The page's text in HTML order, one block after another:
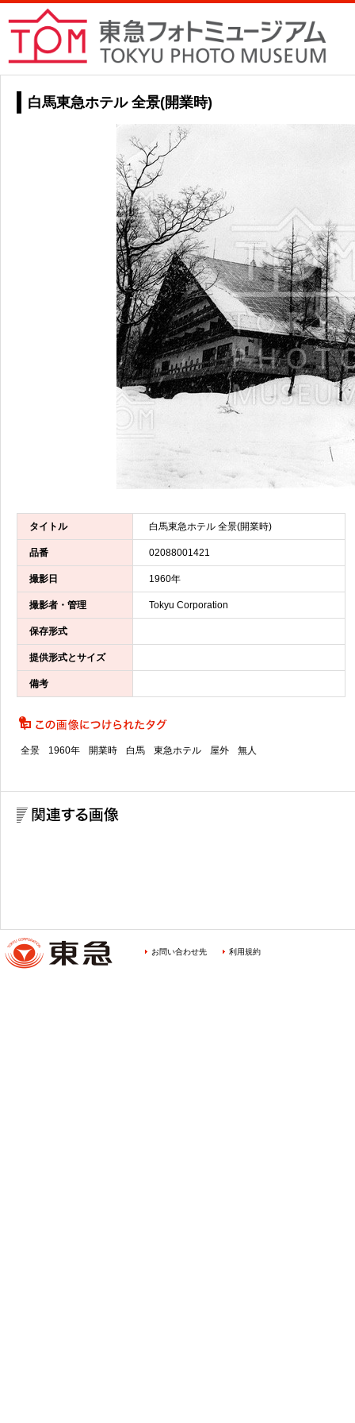
白馬東急ホテル 全景(開業時)
タイトル 白馬東急ホテル 全景(開業時)
品番 02088001421
撮影日 1960年
撮影者・管理 Tokyu Corporation
保存形式
提供形式とサイズ
備考
全景 1960年 開業時 白馬 東急ホテル 屋外 無人
お問い合わせ先 利用規約